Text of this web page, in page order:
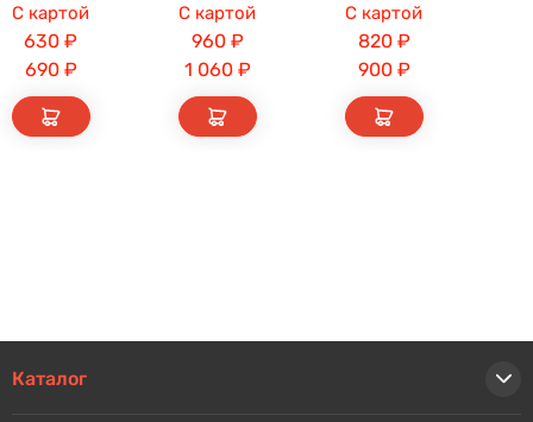
С картой
630 ₽
690₽
С картой
960₽
1 060₽
С картой
820₽
900₽
Каталог